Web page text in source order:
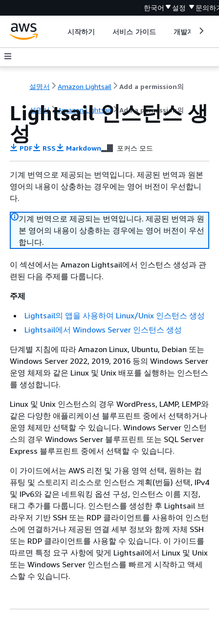
한국어 설정 문의하
시작하기 서비스 가이드 개발자 도구
설명서 Amazon Lightsail Add a permission의
설명서 Amazon Lightsail Add a permission의
Lightsail 인스턴스 생
성
PDF RSS Markdown 포커스 모드
기계 번역으로 제공되는 번역입니다. 제공된 번역과 원본
영어의 내용이 상충하는 경우에는 영어 버전이 우선합니
다.
기계 번역으로 제공되는 번역입니다. 제공된 번역과 원
본 영어의 내용이 상충하는 경우에는 영어 버전이 우선
합니다.
이 섹션에서는 Amazon Lightsail에서 인스턴스 생성과 관
련된 다음 주제를 다룹니다.
주제
Lightsail의 앱을 사용하여 Linux/Unix 인스턴스 생성
Lightsail에서 Windows Server 인스턴스 생성
단계별 지침에 따라 Amazon Linux, Ubuntu, Debian 또는
Windows Server 2022, 2019, 2016 등의 Windows Server
운영 체제와 같은 Linux 및 Unix 배포를 실행하는 인스턴스
를 생성합니다.
Linux 및 Unix 인스턴스의 경우 WordPress, LAMP, LEMP와
같은 다양한 애플리케이션 블루프린트 중에서 선택하거나
운영 체제만 선택할 수 있습니다. Windows Server 인스턴
스의 경우 Windows Server 블루프린트 또는 SQL Server
Express 블루프린트 중에서 선택할 수 있습니다.
이 가이드에서는 AWS 리전 및 가용 영역 선택, 원하는 컴
퓨팅 및 스토리지 리소스로 인스턴스 계획(번들) 선택, IPv4
및 IPv6와 같은 네트워킹 옵션 구성, 인스턴스 이름 지정,
태그 추가를 다룹니다. 인스턴스를 생성한 후 Lightsail 브
라우저 기반 SSH 또는 RDP 클라이언트를 사용하여 인스턴
스에 연결하거나 제공된 연결 세부 정보와 함께 자체 SSH
또는 RDP 클라이언트를 사용할 수 있습니다. 이 가이드를
따르면 특정 요구 사항에 맞게 Lightsail에서 Linux 및 Unix
또는 Windows Server 인스턴스를 빠르게 시작하고 액세
스할 수 있습니다.